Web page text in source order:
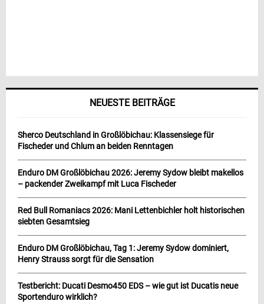
NEUESTE BEITRÄGE
Sherco Deutschland in Großlöbichau: Klassensiege für
Fischeder und Chlum an beiden Renntagen
Enduro DM Großlöbichau 2026: Jeremy Sydow bleibt makellos
– packender Zweikampf mit Luca Fischeder
Red Bull Romaniacs 2026: Mani Lettenbichler holt historischen
siebten Gesamtsieg
Enduro DM Großlöbichau, Tag 1: Jeremy Sydow dominiert,
Henry Strauss sorgt für die Sensation
Testbericht: Ducati Desmo450 EDS – wie gut ist Ducatis neue
Sportenduro wirklich?